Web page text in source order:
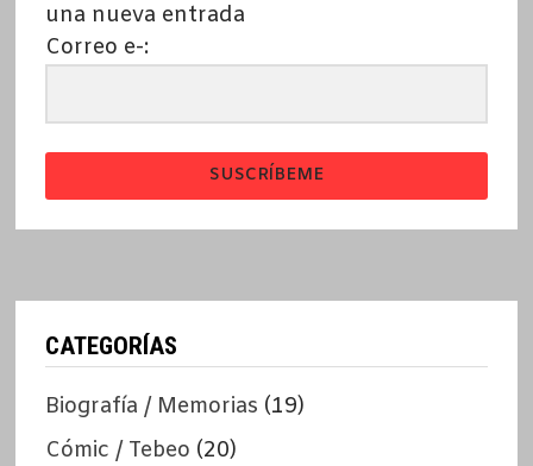
una nueva entrada
Correo e-:
SUSCRÍBEME
CATEGORÍAS
Biografía / Memorias (19)
Cómic / Tebeo (20)